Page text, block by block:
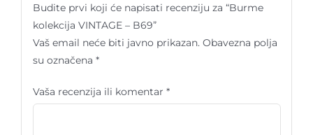
Budite prvi koji će napisati recenziju za “Burme
kolekcija VINTAGE – B69”
Vaš email neće biti javno prikazan. Obavezna polja
su označena *
Vaša recenzija ili komentar *